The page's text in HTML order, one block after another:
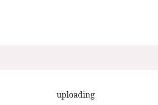
uploading